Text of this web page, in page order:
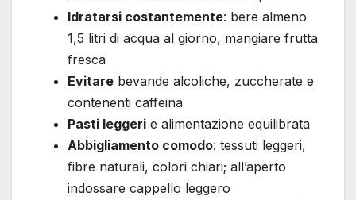
Idratarsi costantemente: bere almeno
1,5 litri di acqua al giorno, mangiare frutta
fresca
Evitare bevande alcoliche, zuccherate e
contenenti caffeina
Pasti leggeri e alimentazione equilibrata
Abbigliamento comodo: tessuti leggeri,
fibre naturali, colori chiari; all’aperto
indossare cappello leggero